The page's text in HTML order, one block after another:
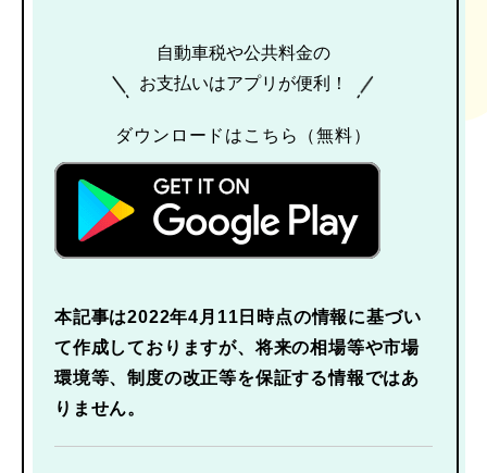
自動車税や公共料金の
お支払いはアプリが便利！
ダウンロードはこちら（無料）
本記事は2022年4月11日時点の情報に基づい
て作成しておりますが、将来の相場等や市場
環境等、制度の改正等を保証する情報ではあ
りません。